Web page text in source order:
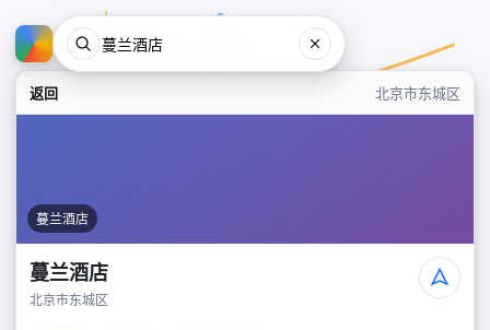
返回 北京市东城区
蔓兰酒店
蔓兰酒店
北京市东城区